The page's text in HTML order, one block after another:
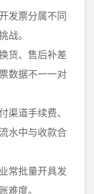
发票分属不同
战。
货、售后补差
数据不一一对
渠道手续费、
水中与收款合
常批量开具发
难度。